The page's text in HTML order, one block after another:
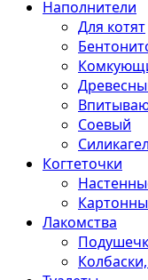
Наполнители
Для котят
Соевый
Когтеточки
Лакомства